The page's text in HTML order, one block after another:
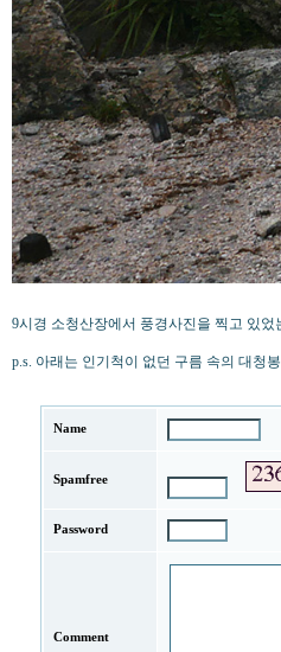
9시경 소청산장에서 풍경사진을 찍고 있
p.s. 아래는 인기척이 없던 구름 속의 대청
Name
Spamfree
Password
Comment